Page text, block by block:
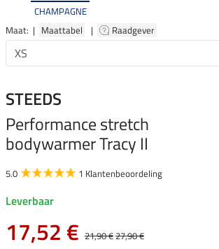
CHAMPAGNE
Maat: | Maattabel | Raadgever
STEEDS
Performance stretch
bodywarmer Tracy II
5.0 1 Klantenbeoordeling
Leverbaar
17,52 € 21,90 €27,90 €